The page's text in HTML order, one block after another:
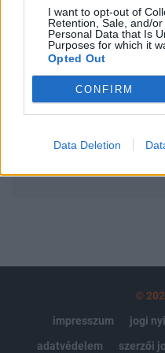
I want to opt-out of
Retention, Sale, and/
Personal Data that Is
Purposes for which it
Opted Out
CONFIRM
Data Deletion
Az előfizetés a
Portfolio.hu teljes
Kötéslisták: BÉT
kötéslistái
MÁR ELŐFIZETŐNK
©
impresszum
jogi
adatvédelem
szerzői